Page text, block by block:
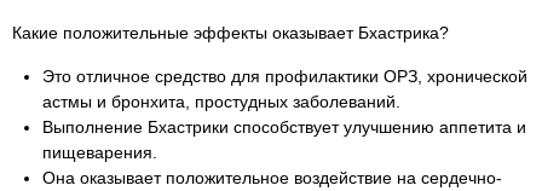
Какие положительные эффекты оказывает Бхастрика?
Это отличное средство для профилактики ОРЗ, хронической
астмы и бронхита, простудных заболеваний.
Выполнение Бхастрики способствует улучшению аппетита и
пищеварения.
Она оказывает положительное воздействие на сердечно-